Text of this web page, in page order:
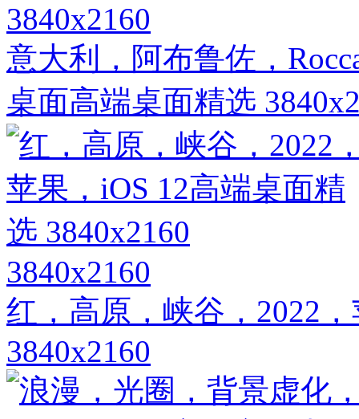
3840x2160
意大利，阿布鲁佐，
桌面高端桌面精选
3840x2160
红，高原，峡谷，2022
3840x2160